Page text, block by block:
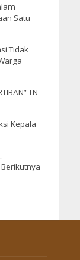
Satu
Tidak
TN
Kepala